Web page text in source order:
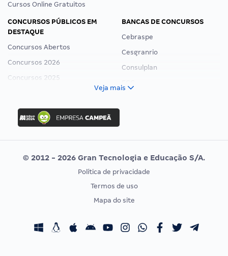
Cursos Online Gratuitos
CONCURSOS PÚBLICOS EM
DESTAQUE
Concursos Abertos
Concursos 2026
Concursos 2025
Concurso Ibama
Concurso MPU
Editais publicados
BANCAS DE CONCURSOS
Cebraspe
Cesgranrio
Consulplan
Vunesp
CONCURSOS POR PROFISSÃO
Concursos Fiscais
EXAME DE ORDEM
Calendário OAB
Veja mais
© 2012 - 2026 Gran Tecnologia e Educação S/A.
Política de privacidade
Termos de uso
Mapa do site